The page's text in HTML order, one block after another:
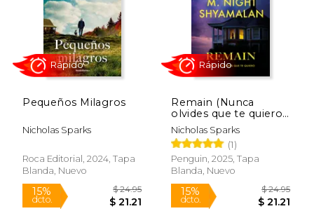
46%
dcto.
15%
dcto.
Pequeños Milagros
Nicholas Sparks
Roca Editorial, 2024, Tapa
Blanda, Nuevo
Remain (Nunca
olvides que te quiero)
(Spanish Edition)
Nicholas Sparks
(1)
Penguin, 2025, Tapa
Blanda, Nuevo